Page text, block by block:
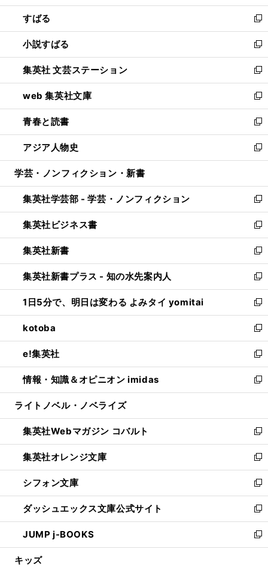
開
く
ウ
で
開
く
ン
ド
ウ
で
開
く
すばる
新
し
い
ウ
ィ
ン
ド
ウ
で
開
く
小説すばる
新
し
い
ウ
ィ
ン
ド
ウ
で
開
集英社 文芸ステーション
新
し
い
ウ
ィ
ン
ド
ウ
開
く
web 集英社文庫
新
し
い
ウ
ィ
ン
ウ
で
開
く
青春と読書
新
し
い
ウ
ン
ド
ウ
で
開
く
アジア人物史
新
し
ウ
ィ
ン
ド
ウ
で
開
く
学芸・ノンフィクション・新書
集英社学芸部 - 学芸・ノンフィクション
新
し
い
ウ
ィ
ン
ド
ウ
で
開
く
集英社ビジネス書
新
し
い
ウ
ィ
ン
ド
ウ
で
開
く
集英社新書
新
し
い
ウ
ィ
ン
ド
ウ
で
開
く
集英社新書プラス - 知の水先案内人
新
し
い
ウ
ィ
ン
ド
ウ
で
開
1日5分で、明日は変わる よみタイ yomitai
新
し
い
ウ
ィ
ン
ド
ウ
開
く
kotoba
新
し
い
ウ
ィ
ン
ウ
で
開
く
e!集英社
新
し
い
ウ
ン
ド
ウ
で
開
く
情報・知識＆オピニオン imidas
新
し
ウ
ィ
ン
ド
ウ
で
開
く
ライトノベル・ノベライズ
集英社Webマガジン コバルト
新
し
い
ウ
ィ
ン
ド
ウ
で
開
集英社オレンジ文庫
新
し
い
ウ
ィ
ン
ド
ウ
シフォン文庫
新
し
い
ウ
ィ
ン
ダッシュエックス文庫公式サイト
新
し
い
ウ
JUMP j-BOOKS
新
し
キッズ